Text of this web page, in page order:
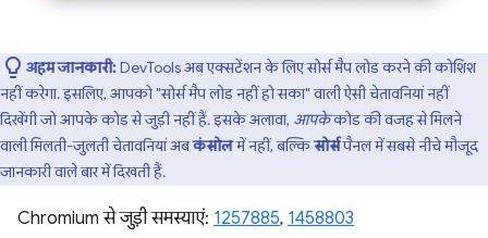
अहम जानकारी:DevTools अब एक्सटेंशन के लिए सोर्स मैप लोड करने की कोशिश
नहीं करेगा. इसलिए, आपको "सोर्स मैप लोड नहीं हो सका" वाली ऐसी चेतावनियां नहीं
दिखेंगी जो आपके कोड से जुड़ी नहीं हैं. इसके अलावा, आपकेकोड की वजह से मिलने
वाली मिलती-जुलती चेतावनियां अबकंसोलमें नहीं, बल्किसोर्सपैनल में सबसे नीचे मौजूद
जानकारी वाले बार में दिखती हैं.
Chromium से जुड़ी समस्याएं: 1257885, 1458803